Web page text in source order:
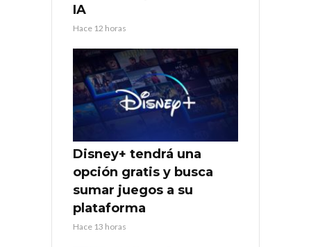
IA
Hace 12 horas
Disney+ tendrá una
opción gratis y busca
sumar juegos a su
plataforma
Hace 13 horas